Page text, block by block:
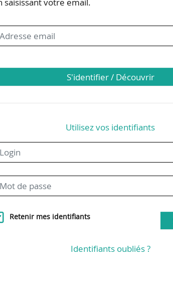
S'identifier / Découvrir
Utilisez vos identifiants
Retenir mes identifiants
Identifiants oubliés ?